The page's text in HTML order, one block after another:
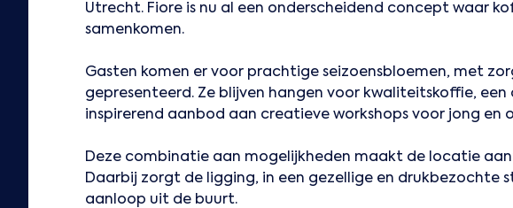
Utrecht. Fiore is nu al een onderscheidend concept waar
samenkomen.
Gasten komen er voor prachtige seizoensbloemen, met
gepresenteerd. Ze blijven hangen voor kwaliteitskoffie, een
inspirerend aanbod aan creatieve workshops voor jong en
Deze combinatie aan mogelijkheden maakt de locatie
Daarbij zorgt de ligging, in een gezellige en drukbezochte
aanloop uit de buurt.